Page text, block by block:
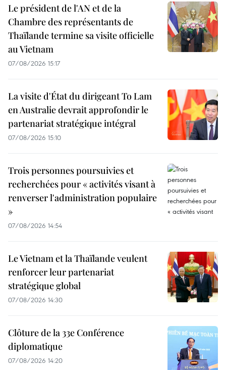
Le président de l'AN et de la
Chambre des représentants de
Thaïlande termine sa visite officielle
au Vietnam
07/08/2026 15:17
La visite d'État du dirigeant To Lam
en Australie devrait approfondir le
partenariat stratégique intégral
07/08/2026 15:10
Trois personnes poursuivies et
recherchées pour « activités visant à
renverser l'administration populaire
»
07/08/2026 14:54
Le Vietnam et la Thaïlande veulent
renforcer leur partenariat
stratégique global
07/08/2026 14:30
Clôture de la 33e Conférence
diplomatique
07/08/2026 14:20